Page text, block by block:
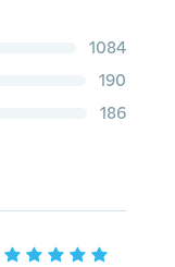
1084
190
186